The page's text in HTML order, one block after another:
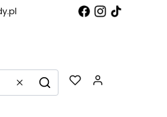
WyczyśćSzukaj